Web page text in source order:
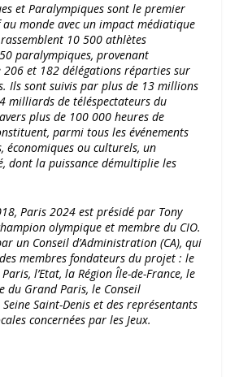
et Paralympiques sont le premier
monde avec un impact médiatique
10 500 athlètes
paralympiques, provenant
206 et 182 délégations réparties sur
Ils sont suivis par plus de 13 millions
milliards de téléspectateurs du
plus de 100 000 heures de
parmi tous les événements
économiques ou culturels, un
dont la puissance démultiplie les
Paris 2024 est présidé par Tony
olympique et membre du CIO.
un Conseil d’Administration (CA), qui
membres fondateurs du projet : le
l’Etat, la Région Île-de-France, le
du Grand Paris, le Conseil
Saint-Denis et des représentants
concernées par les Jeux.